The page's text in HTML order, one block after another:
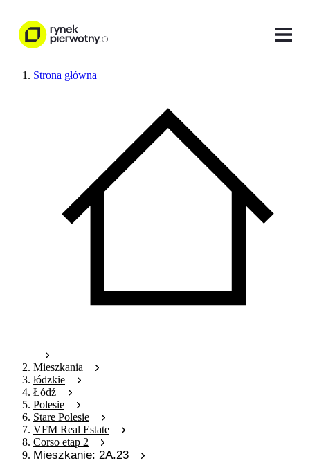
Strona główna
Mieszkania
łódzkie
Łódź
Polesie
Stare Polesie
VFM Real Estate
Corso etap 2
Mieszkanie: 2A.23